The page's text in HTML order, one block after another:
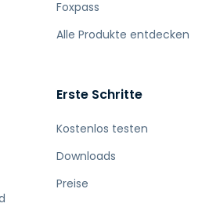
Foxpass
Alle Produkte entdecken
Erste Schritte
Kostenlos testen
Downloads
Preise